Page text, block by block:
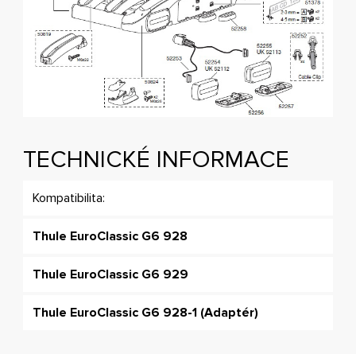
TECHNICKÉ INFORMACE
Kompatibilita:
Thule EuroClassic G6 928
Thule EuroClassic G6 929
Thule EuroClassic G6 928-1 (Adaptér)